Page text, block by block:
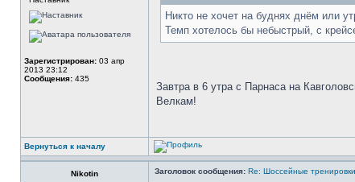
Зарегистрирован: 03 апр
2013 23:12
Сообщения: 435
Никто не хочет на буднях днём или
Темп хотелось бы небыстрый, с
Завтра в 6 утра с Парнаса на
Велкам!
Вернуться к началу
Nikotin Заголовок сообщения: Re: Шоссейные